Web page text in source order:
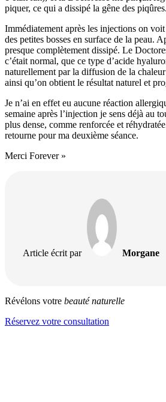
piquer, ce qui a dissipé la gêne des piqûres.
Immédiatement après les injections on
des petites bosses en surface de la peau.
presque complètement dissipé. Le
c’était normal, que ce type d’acide
naturellement par la diffusion de la
ainsi qu’on obtient le résultat naturel et
Je n’ai en effet eu aucune réaction
semaine après l’injection je sens déjà au
plus dense, comme renforcée et
retourne pour ma deuxième séance.
Merci Forever »
Article écrit par Morgane
Révélons votre beauté naturelle
Réservez votre consultation